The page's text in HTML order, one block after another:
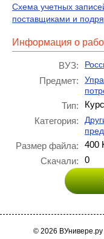
Схема учетных
поставщиками и
Информация о
ВУЗ:
Предмет:
Тип:
Категория:
Размер файла:
400
Скачали:
0
© 2026 ВУнивере.ру